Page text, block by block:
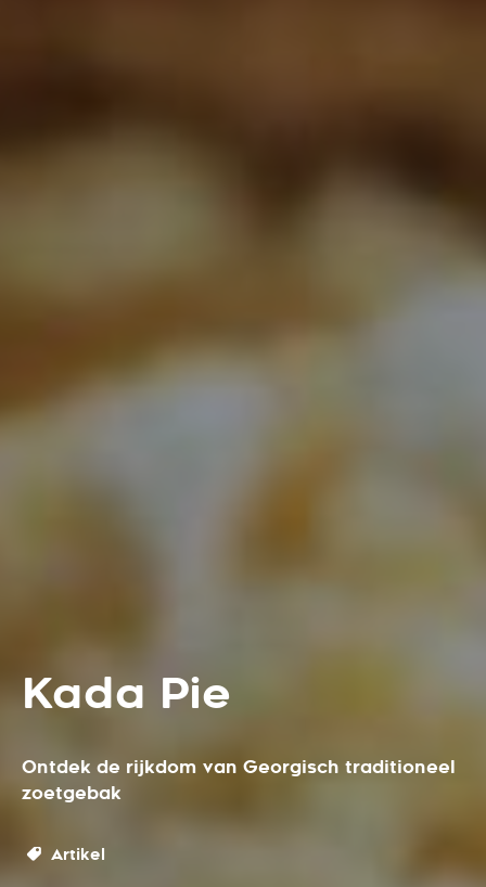
Kada Pie
Ontdek de rijkdom van Georgisch traditioneel
zoetgebak
Artikel